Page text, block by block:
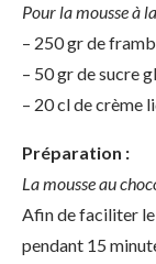
Pour la mousse à
– 250 gr de
– 50 gr de sucre
– 20 cl de crème
Préparation :
La mousse au
Afin de faciliter le
pendant 15